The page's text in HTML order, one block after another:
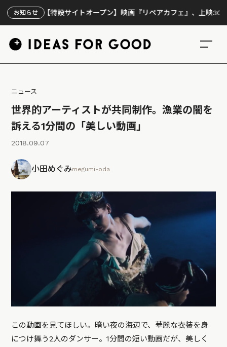
お知らせ
【特設サイトオープン】映画『リペアカフェ』、上映300回の先
ニュース
世界的アーティストが共同制作。漁業の闇を
訴える1分間の「美しい動画」
2018.09.07
小田めぐみmegumi-oda
この動画を見てほしい。暗い夜の海辺で、華麗な衣装を身
につけ舞う2人のダンサー。1分間の短い動画だが、美しく